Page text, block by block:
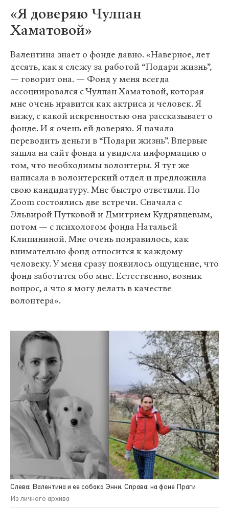
«Я доверяю Чулпан
Хаматовой»
Валентина знает о фонде давно. «Наверное, лет
десять, как я слежу за работой “Подари жизнь”,
— говорит она. — Фонд у меня всегда
ассоциировался с Чулпан Хаматовой, которая
мне очень нравится как актриса и человек. Я
вижу, с какой искренностью она рассказывает о
фонде. И я очень ей доверяю. Я начала
переводить деньги в “Подари жизнь”. Впервые
зашла на сайт фонда и увидела информацию о
том, что необходимы волонтеры. Я тут же
написала в волонтерский отдел и предложила
свою кандидатуру. Мне быстро ответили. По
Zoom состоялись две встречи. Сначала с
Эльвирой Путковой и Дмитрием Кудрявцевым,
потом — с психологом фонда Натальей
Клипининой. Мне очень понравилось, как
внимательно фонд относится к каждому
человеку. У меня сразу появилось ощущение, что
фонд заботится обо мне. Естественно, возник
вопрос, а что я могу делать в качестве
волонтера».
Слева: Валентина и ее собака Энни. Справа: на фоне Праги
Из личного архива